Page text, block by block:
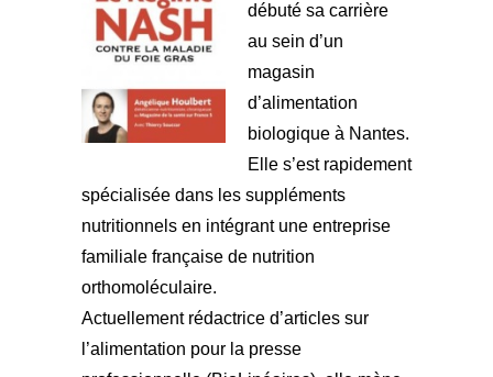
débuté sa carrière
au sein d’un
magasin
d’alimentation
biologique à Nantes.
Elle s’est rapidement
spécialisée dans les suppléments
nutritionnels en intégrant une entreprise
familiale française de nutrition
orthomoléculaire.
Actuellement rédactrice d’articles sur
l’alimentation pour la presse